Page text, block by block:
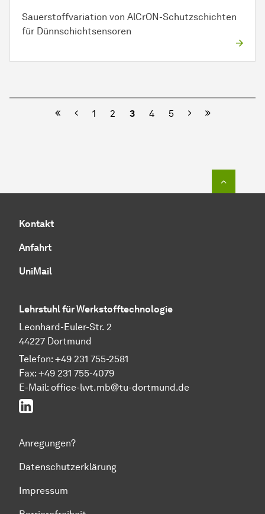
Sauerstoffvariation von AlCrON-Schutzschichten
für Dünnschichtsensoren
Vorherige
1 2 3 4 5 Nächste
Kontakt
Anfahrt
UniMail
Lehrstuhl für Werkstofftechnologie
Leonhard-Euler-Str. 2
44227 Dortmund
Telefon: +49 231 755-2581
Fax: +49 231 755-4079
E-Mail: office-lwt.mb@tu-dortmund.de
LinkedIn
Anregungen?
Datenschutzerklärung
Impressum